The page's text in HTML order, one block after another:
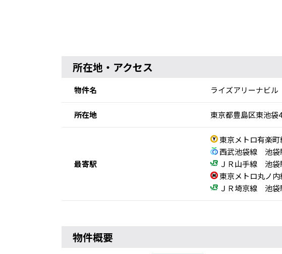
所在地・アクセス
物件名 ライズアリーナビ
所在地 東京都豊島区東池袋
最寄駅
東京メトロ有楽
西武池袋線 池袋
ＪＲ山手線 池袋
東京メトロ丸ノ
ＪＲ埼京線 池袋
物件概要